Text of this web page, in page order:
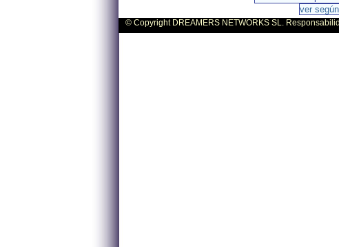
© Copyright DREAMERS NETWORKS SL.